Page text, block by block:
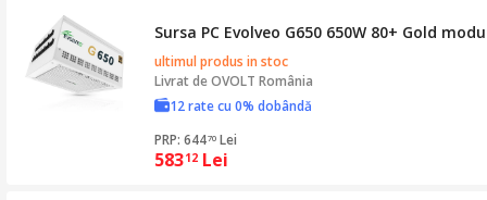
Sursa PC Evolveo G650 650W 80+ Gold
ultimul produs in stoc
Livrat deOVOLT România
12 rate cu 0% dobândă
PRP: 64470 Lei
58312 Lei